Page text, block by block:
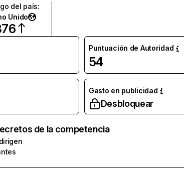
del país:
Unido
Puntuación de Autoridad
54
Gasto en publicidad
Desbloquear
de la competencia